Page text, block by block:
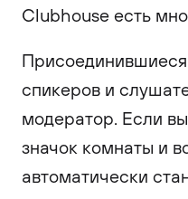
Clubhouse есть
спикеров и
модератор. Если
значок комнаты и
автоматически